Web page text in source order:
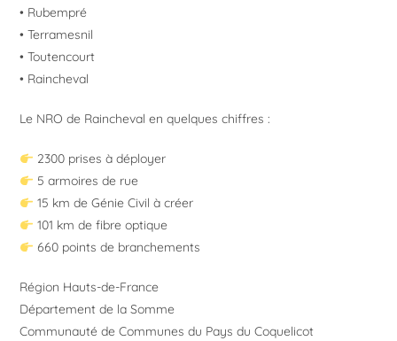
• Rubempré
•Terramesnil
•Toutencourt
• Raincheval
Le NRO de Raincheval en quelques chiffres :
2300 prises à déployer
5 armoires de rue
15 km de Génie Civil à créer
101 km de fibre optique
660 points de branchements
Région Hauts-de-France
Département de la Somme
Communauté de Communes du Pays du Coquelicot